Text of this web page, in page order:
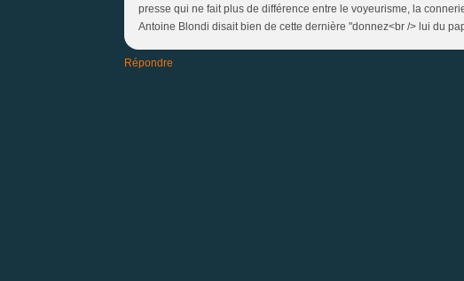
presse qui ne fait plus de différence entre le voyeurisme, la
Antoine Blondi disait bien de cette dernière "donnez<br /> lui du
Répondre